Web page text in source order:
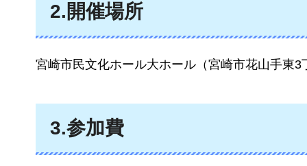
2.開催場所
宮崎市民文化ホール大ホール（宮崎市花山手東3
3.参加費